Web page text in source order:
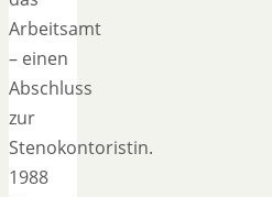
Arbeitsamt
– einen
Abschluss
zur
Stenokontoristin.
1988